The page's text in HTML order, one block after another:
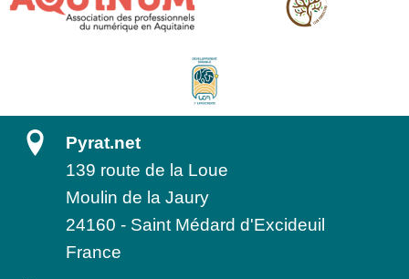
Pyrat.net
139 route de la Loue
Moulin de la Jaury
24160 - Saint Médard d'Excideuil
France